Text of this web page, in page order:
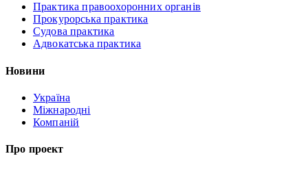
Практика правоохоронних органів
Прокурорська практика
Судова практика
Адвокатська практика
Новини
Україна
Міжнародні
Компаній
Про проект